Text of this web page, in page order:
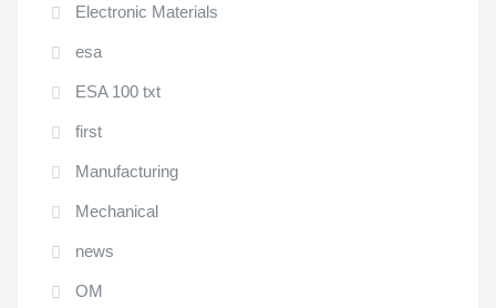
Electronic Materials
esa
ESA 100 txt
first
Manufacturing
Mechanical
news
OM